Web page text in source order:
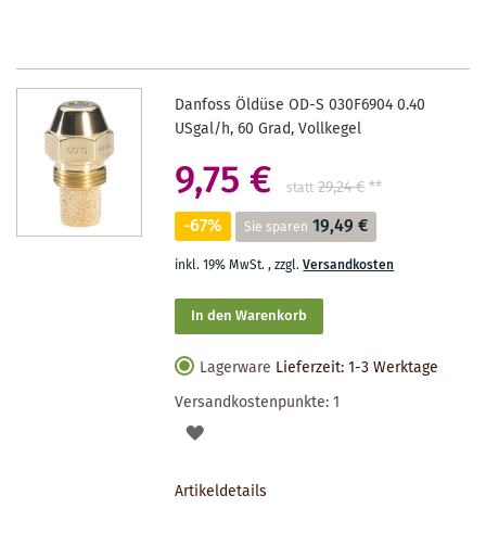
Danfoss Öldüse OD-S 030F6904 0.40
USgal/h, 60 Grad, Vollkegel
9,75 € statt 29,24 €**
-67% Sie sparen 19,49 €
inkl. 19% MwSt.,zzgl.Versandkosten
In den Warenkorb
Lagerware Lieferzeit: 1-3 Werktage
Versandkostenpunkte:1
AUF
Artikeldetails